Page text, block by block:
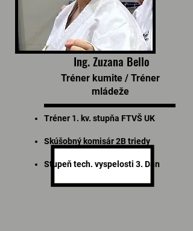
Ing. Zuzana Bello
Tréner kumite / Tréner
mládeže
Tréner 1. kv. stupňa FTVŠ UK
Skúšobný komisár 2B triedy
Stupeň tech. vyspelosti 3. Dan